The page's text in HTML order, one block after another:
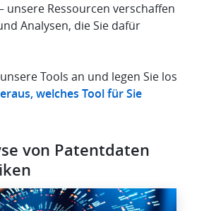
unsere Ressourcen verschaffen
Analysen, die Sie dafür
Tools an und legen Sie los
welches Tool für Sie
von Patentdaten